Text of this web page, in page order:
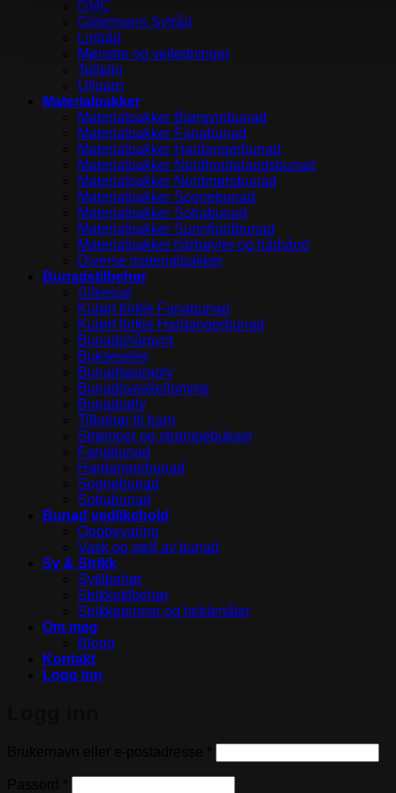
DMC
Gütermann Sytråd
Lintråd
Mønstre og veiledninger
Tellelin
Ullgarn
Materialpakker
Materialpakker Bjørgvinbunad
Materialpakker Fanabunad
Materialpakker Hardangerbunad
Materialpakker Nordhordalandsbunad
Materialpakker Nordmørsbunad
Materialpakker Sognebunad
Materialpakker Sotrabunad
Materialpakker Sunnfjordbunad
Materialpakker hårbøyler og hårbånd
Diverse materialpakker
Bunadstilbehør
Silkesjal
Kulørt forkle Fanabunad
Kulørt forkle Hardangerbunad
Bunadshårpynt
Bukseseler
Bunadsparaply
Bunadsveske/lomme
Bunadsølv
Tilbehør til barn
Strømper og strømpebukser
Fanabunad
Hardangerbunad
Sognebunad
Sotrabunad
Bunad vedlikehold
Oppbevaring
Vask og stell av bunad
Sy & Strikk
Sytilbehør
Strikketilbehør
Strikkepinner og heklenåler
Om meg
Blogg
Kontakt
Logg inn